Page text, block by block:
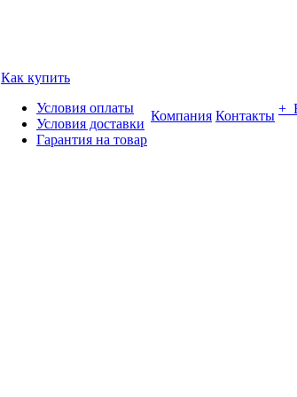
Как купить
Условия оплаты
Условия доставки
Гарантия на товар
Компания Контакты +